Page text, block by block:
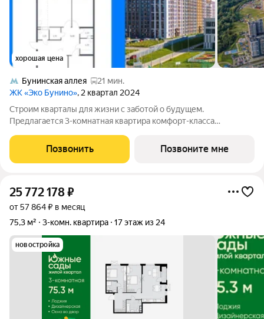
хорошая цена
Бунинская аллея
21 мин.
ЖК «Эко Бунино», 2 квартал 2024
Строим кварталы для жизни с заботой о будущем.
Предлагается 3-комнатная квартира комфорт-класса
в жилом комплексе "Эко Бунино".Застройщик сдает квартиры
с отделкой в нескольких вариантах:
Позвонить Позвоните мне
25 772 178₽
от 57 864 ₽ в месяц
75,3 м²
3-комн. квартира 17 этаж из 24
новостройка